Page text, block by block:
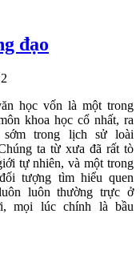
đạo
học vốn là một trong
khoa học cổ nhất, ra
trong lịch sử loài
ta từ xưa đã rất tò
tự nhiên, và một trong
tượng tìm hiểu quen
luôn thường trực ở
mọi lúc chính là bầu